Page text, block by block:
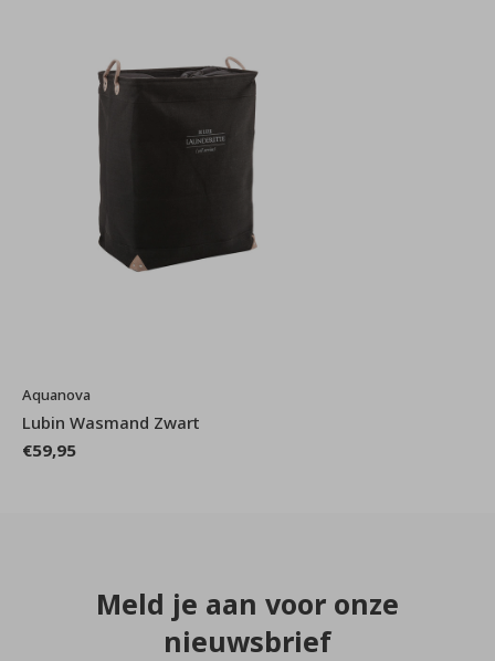
Aquanova
Lubin Wasmand Zwart
€59,95
Meld je aan voor onze
nieuwsbrief